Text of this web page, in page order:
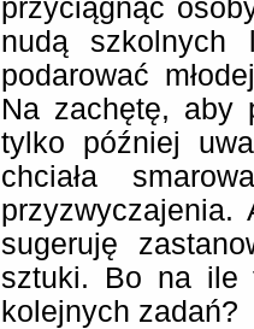
przyciągnąć
nudą szkolnych
podarować
Na zachętę, aby
tylko później
chciała
przyzwyczajenia.
sugeruję
sztuki. Bo na ile
kolejnych zadań?